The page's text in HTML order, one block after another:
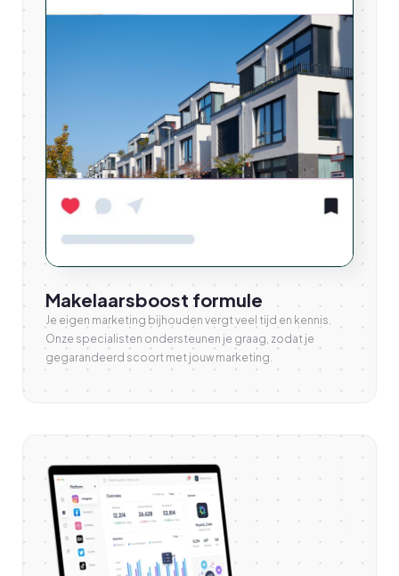
Makelaarsboost formule
Je eigen marketing bijhouden vergt veel tijd en kennis.
Onze specialisten ondersteunen je graag, zodat je
gegarandeerd scoort met jouw marketing.